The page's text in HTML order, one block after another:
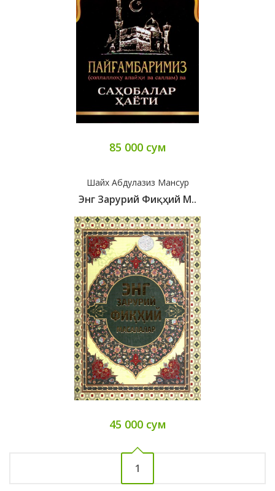
85 000 сум
Шайх Абдулазиз Мансур
Энг Зарурий Фиқҳий М..
45 000 сум
1